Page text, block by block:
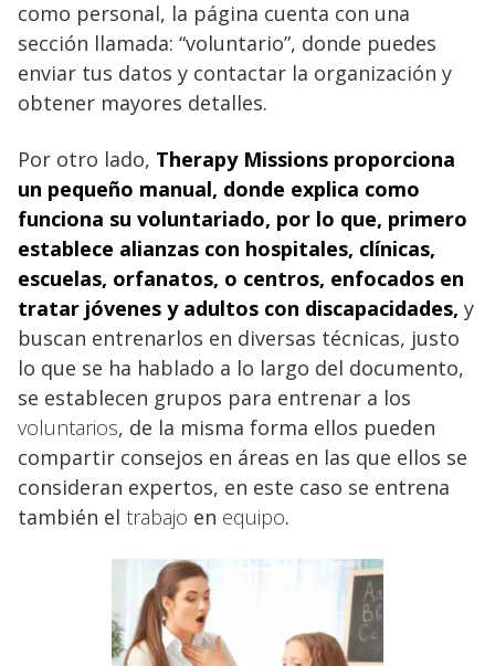
como personal, la página cuenta con una
sección llamada: “voluntario”, donde puedes
enviar tus datos y contactar la organización y
obtener mayores detalles.
Por otro lado, Therapy Missions proporciona
un pequeño manual, donde explica como
funciona su voluntariado, por lo que, primero
establece alianzas con hospitales, clínicas,
escuelas, orfanatos, o centros, enfocados en
tratar jóvenes y adultos con discapacidades, y
buscan entrenarlos en diversas técnicas, justo
lo que se ha hablado a lo largo del documento,
se establecen grupos para entrenar a los
voluntarios, de la misma forma ellos pueden
compartir consejos en áreas en las que ellos se
consideran expertos, en este caso se entrena
también el trabajo en equipo.